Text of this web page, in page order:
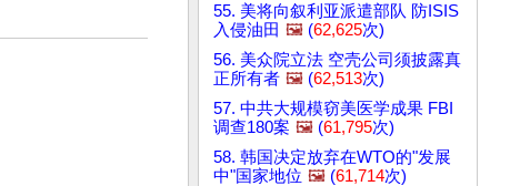
55. 美将向叙利亚派遣部队 防ISIS
入侵油田 🖼️ (62,625次)
56. 美众院立法 空壳公司须披露真
正所有者 🖼️ (62,513次)
57. 中共大规模窃美医学成果 FBI
调查180案 🖼️ (61,795次)
58. 韩国决定放弃在WTO的"发展
中"国家地位 🖼️ (61,714次)